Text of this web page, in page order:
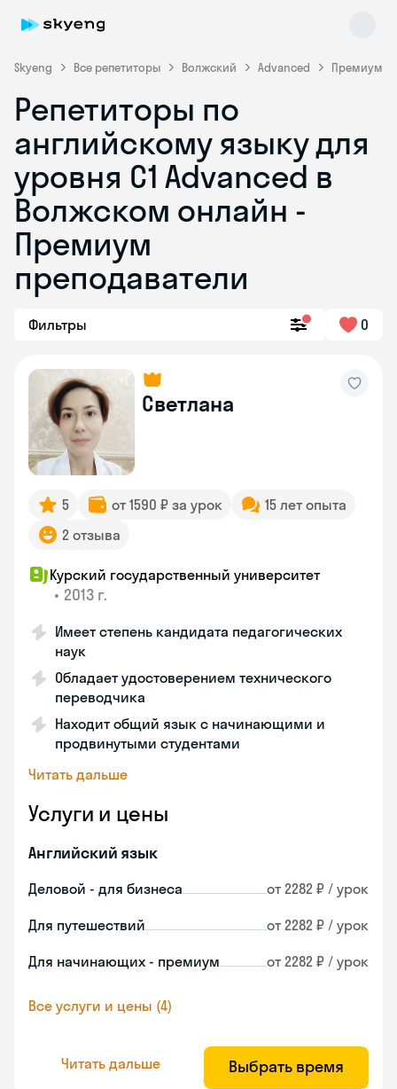
Skyeng Все репетиторы Волжский Advanced Премиум
Репетиторы по
английскому языку для
уровня C1 Advanced в
Волжском онлайн -
Премиум
преподаватели
Фильтры 0
Светлана
5 от 1590 ₽ за урок
15 лет опыта
2 отзыва
Курский государственный университет
• 2013 г.
Имеет степень кандидата педагогических
наук
Обладает удостоверением технического
переводчика
Находит общий язык с начинающими и
продвинутыми студентами
Читать дальше
Услуги и цены
Английский язык
Деловой - для бизнеса от 2282 ₽ / урок
Для путешествий от 2282 ₽ / урок
Для начинающих - премиум от 2282 ₽ / урок
Все услуги и цены (4)
Читать дальше Выбрать время
online